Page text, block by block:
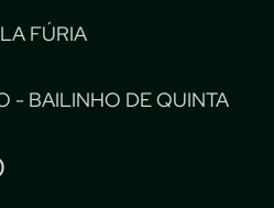
FÚRIA
- BAILINHO DE QUINTA